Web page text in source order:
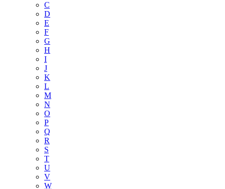
C
D
E
F
G
H
I
J
K
L
M
N
O
P
Q
R
S
T
U
V
W